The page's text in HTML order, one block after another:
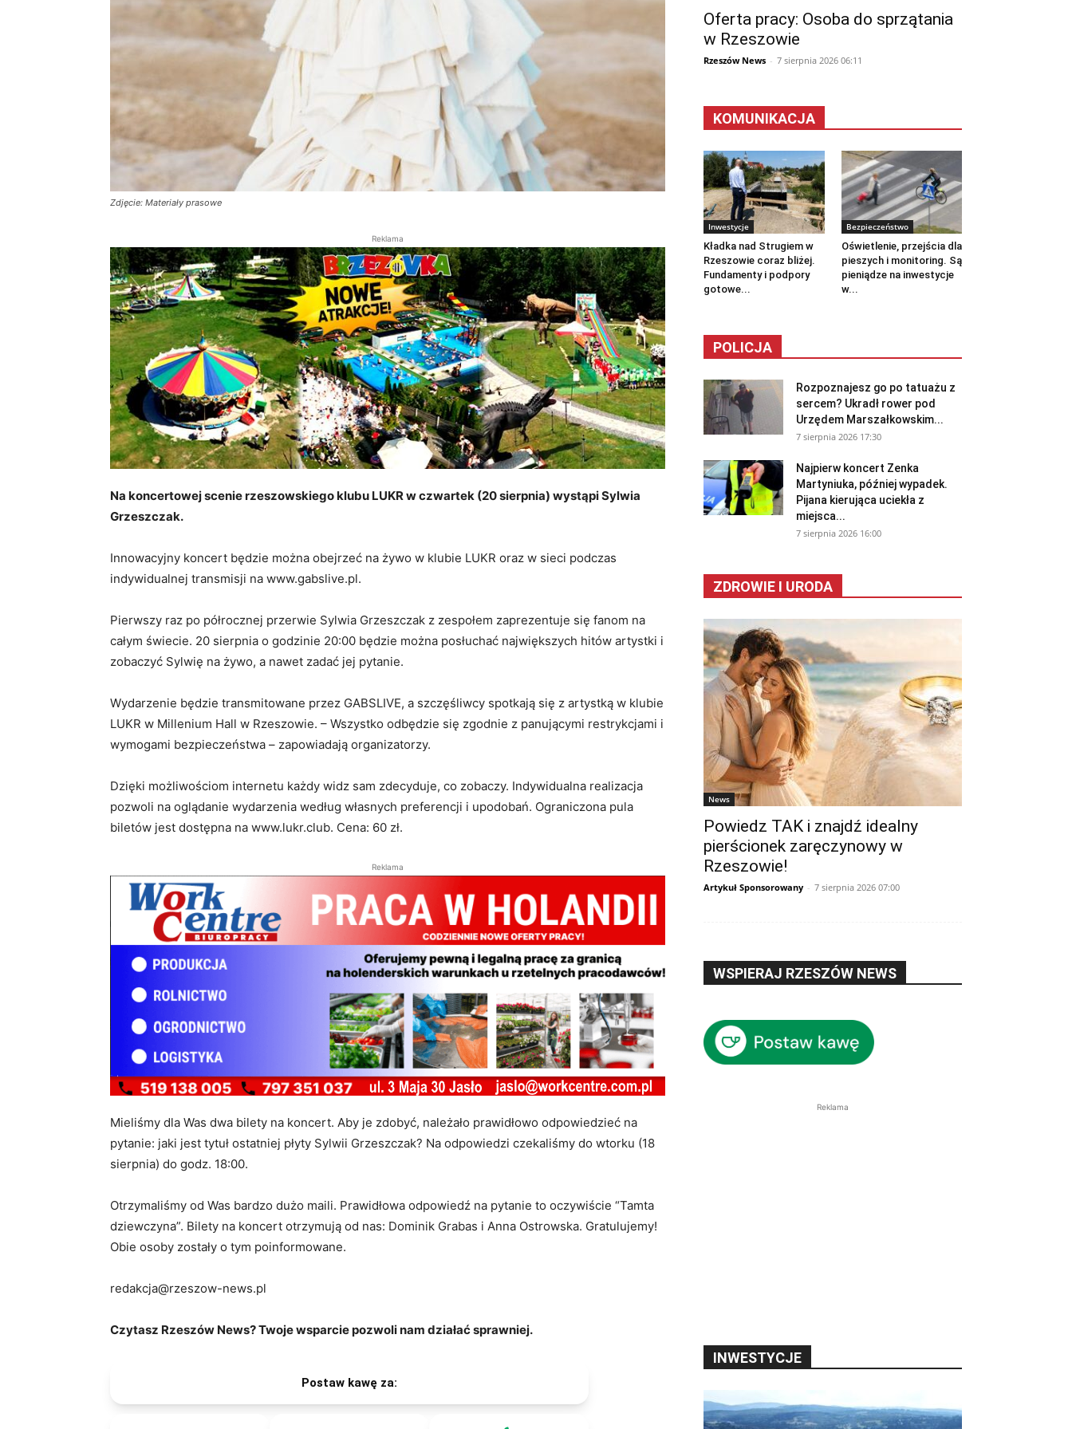
Zdjęcie: Materiały prasowe
Reklama
Na koncertowej scenie rzeszowskiego klubu LUKR w czwartek (20 sierpnia) wystąpi Sylwia
Grzeszczak.
Innowacyjny koncert będzie można obejrzeć na żywo w klubie LUKR oraz w sieci podczas
indywidualnej transmisji na www.gabslive.pl.
Pierwszy raz po półrocznej przerwie Sylwia Grzeszczak z zespołem zaprezentuje się fanom na
całym świecie. 20 sierpnia o godzinie 20:00 będzie można posłuchać największych hitów artystki i
zobaczyć Sylwię na żywo, a nawet zadać jej pytanie.
Wydarzenie będzie transmitowane przez GABSLIVE, a szczęśliwcy spotkają się z artystką w klubie
LUKR w Millenium Hall w Rzeszowie. – Wszystko odbędzie się zgodnie z panującymi restrykcjami i
wymogami bezpieczeństwa – zapowiadają organizatorzy.
Dzięki możliwościom internetu każdy widz sam zdecyduje, co zobaczy. Indywidualna realizacja
pozwoli na oglądanie wydarzenia według własnych preferencji i upodobań. Ograniczona pula
biletów jest dostępna na www.lukr.club. Cena: 60 zł.
Reklama
Mieliśmy dla Was dwa bilety na koncert. Aby je zdobyć, należało prawidłowo odpowiedzieć na
pytanie: jaki jest tytuł ostatniej płyty Sylwii Grzeszczak? Na odpowiedzi czekaliśmy do wtorku (18
sierpnia) do godz. 18:00.
Otrzymaliśmy od Was bardzo dużo maili. Prawidłowa odpowiedź na pytanie to oczywiście “Tamta
dziewczyna”. Bilety na koncert otrzymują od nas: Dominik Grabas i Anna Ostrowska. Gratulujemy!
Obie osoby zostały o tym poinformowane.
redakcja@rzeszow-news.pl
Czytasz Rzeszów News? Twoje wsparcie pozwoli nam działać sprawniej.
Postaw kawę za:
Oferta pracy: Osoba do sprzątania
w Rzeszowie
Rzeszów News - 7 sierpnia 2026 06:11
KOMUNIKACJA
Inwestycje
Kładka nad Strugiem w
Rzeszowie coraz bliżej.
Fundamenty i podpory
gotowe...
Bezpieczeństwo
Oświetlenie, przejścia dla
pieszych i monitoring. Są
pieniądze na inwestycje
w...
POLICJA
Rozpoznajesz go po tatuażu z
sercem? Ukradł rower pod
Urzędem Marszałkowskim...
7 sierpnia 2026 17:30
Najpierw koncert Zenka
Martyniuka, później wypadek.
Pijana kierująca uciekła z
miejsca...
7 sierpnia 2026 16:00
ZDROWIE I URODA
News
Powiedz TAK i znajdź idealny
pierścionek zaręczynowy w
Rzeszowie!
Artykuł Sponsorowany - 7 sierpnia 2026 07:00
WSPIERAJ RZESZÓW NEWS
Reklama
INWESTYCJE